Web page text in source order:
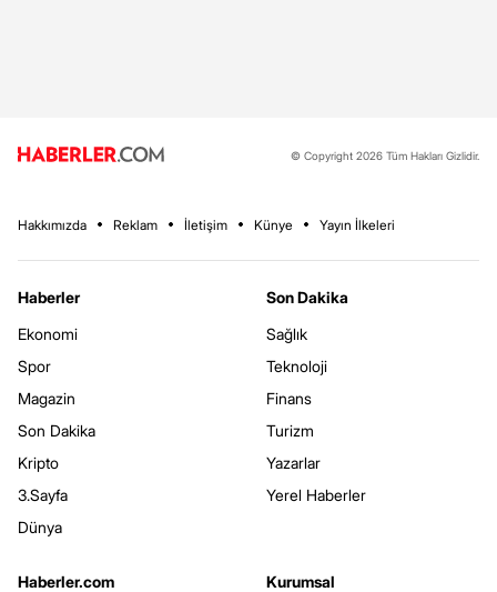
© Copyright 2026 Tüm Hakları Gizlidir.
Hakkımızda Reklam İletişim Künye Yayın İlkeleri
Haberler
Ekonomi
Spor
Magazin
Son Dakika
Kripto
3.Sayfa
Dünya
Son Dakika
Sağlık
Teknoloji
Finans
Turizm
Yazarlar
Yerel Haberler
Haberler.com
Kurumsal